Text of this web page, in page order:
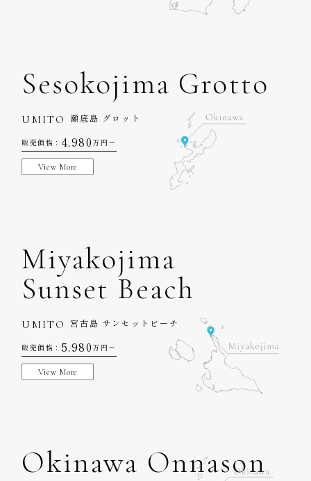
Sesokojima Grotto
UMITO 瀬底島 グロット
販売価格： 4,980 万円〜
View More
Miyakojima
Sunset Beach
UMITO 宮古島 サンセットビーチ
販売価格： 5,980 万円〜
View More
Okinawa Onnason